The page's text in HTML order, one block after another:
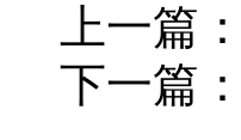
上一篇：
下一篇：